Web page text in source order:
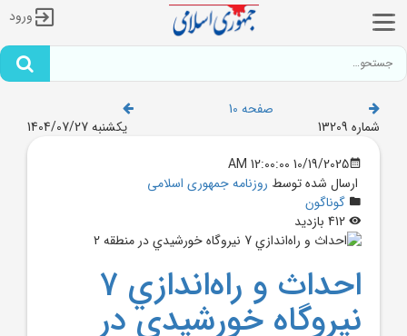
ورود
صفحه 10
شماره 13209
یکشنبه 1404/07/27
10/19/2025 12:00:00 AM
ارسال شده توسط روزنامه جمهوری اسلامی
گوناگون
احداث و راه‌اندازي 7
نيروگاه خورشيدي در